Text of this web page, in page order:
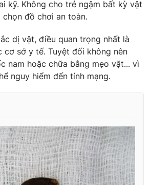
rõ nguồn VTV.vn khi phát hành lại
kỹ. Không cho trẻ ngậm bất kỳ vật
đồ chơi an toàn.
dị vật, điều quan trọng nhất là
cơ sở y tế. Tuyệt đối không nên
nam hoặc chữa bằng mẹo vặt... vì
nguy hiểm đến tính mạng.